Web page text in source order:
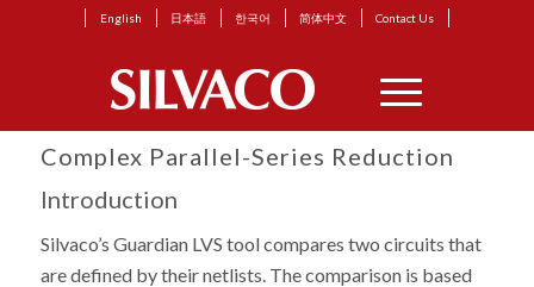
English 日本語 한국어 简体中文 Contact Us
Complex Parallel-Series Reduction
Introduction
Silvaco’s Guardian LVS tool compares two circuits that
are defined by their netlists. The comparison is based